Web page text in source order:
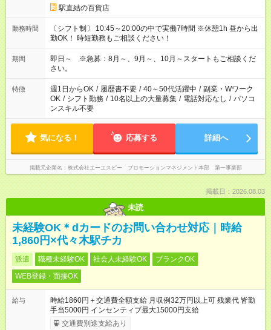
駅直結の百貨店
勤務時間
〔シフト制〕 10:45～20:00の中で実働7時間 ※休憩1h 昼から出
勤OK！ 時短勤務もご相談ください！
期間
即日～ ※急募：8月～、9月～、10月～スタートもご相談くだ
さい。
特徴 週1日からOK / 履歴書不要 / 40～50代活躍中 / 副業・Wワーク
OK / シフト勤務 / 10名以上の大量募集 / 電話対応なし / パソコ
ンスキル不要
気になる！ 応募する 詳細へ
掲載元企業名 株式会社エーエスピー プロモーションマネジメント本部 第一事業部
掲載日：2026.08.03
未読
未経験OK＊dカードのお問い合わせ対応｜時給
1,860円×代々木駅チカ
派遣 職種未経験OK 社会人未経験OK
ブランクOK
WEB登録・面接OK
給与
時給1860円＋交通費全額支給 月収例32万円以上可 残業代 皆勤
手当5000円 インセンティブ最大15000円支給
交通費別途支給あり